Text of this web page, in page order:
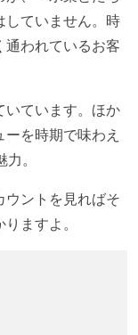
していません。時
われているお客
いています。ほか
を時期で味わえ
。
ントを見ればそ
ますよ。